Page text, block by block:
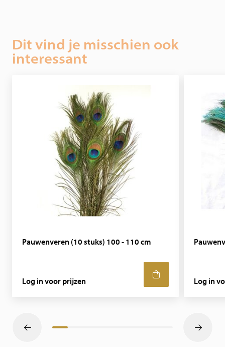
Dit vind je misschien ook
interessant
Pauwenveren (10 stuks) 100 - 110 cm
Log in voor prijzen Log in